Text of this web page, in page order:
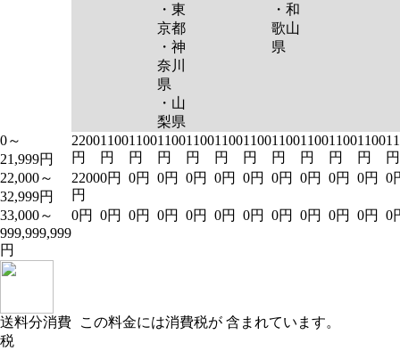
・東
京都
・神
奈川
県
・山
梨県
・和
歌山
県
0～
21,999円
2200
円
1100
円
1100
円
1100
円
1100
円
1100
円
1100
円
1100
円
1100
円
1100
円
1100
円
円
22,000～
32,999円
2200
円
0円 0円 0円 0円 0円 0円 0円 0円 0円 0円 0
33,000～
999,999,999
円
0円 0円 0円 0円 0円 0円 0円 0円 0円 0円 0円 0
送料分消費
税
この料金には消費税が 含まれています。